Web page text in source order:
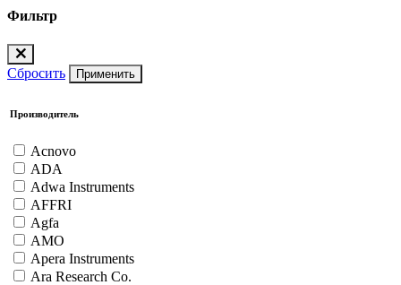
Фильтр
Сбросить Применить
Производитель
Acnovo
ADA
Adwa Instruments
AFFRI
Agfa
AMO
Apera Instruments
Ara Research Co.